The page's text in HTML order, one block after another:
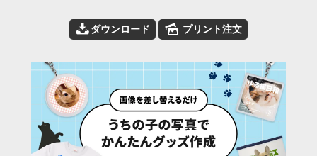
📥ダウンロード 🌄 プリント注文